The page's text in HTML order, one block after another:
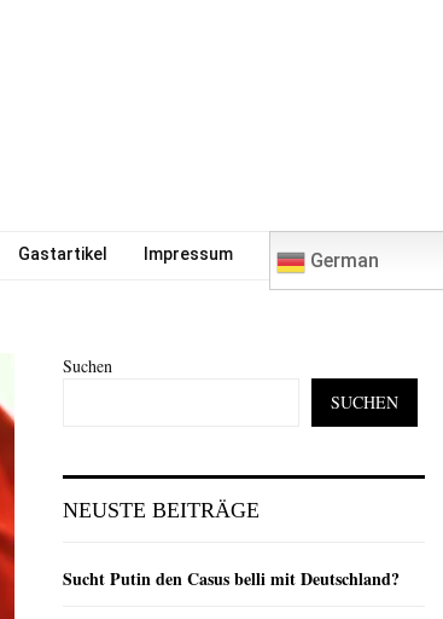
Gastartikel Impressum German
Suchen
SUCHEN
NEUSTE BEITRÄGE
Sucht Putin den Casus belli mit Deutschland?